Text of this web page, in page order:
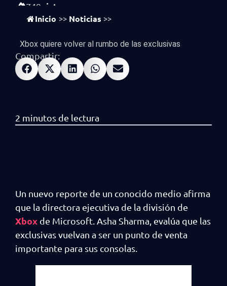
749 vistas
Inicio >> Noticias >>
Xbox quiere volver al rumbo de las exclusivas
Compartir:
Un nuevo reporte de un conocido medio afirma
que la directora ejecutiva de la división de
Xbox de Microsoft. Asha Sharma, evalúa que las
exclusivas vuelvan a ser un punto de venta
importante para sus consolas.